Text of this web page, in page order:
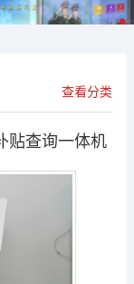
查看分类
贴查询一体机